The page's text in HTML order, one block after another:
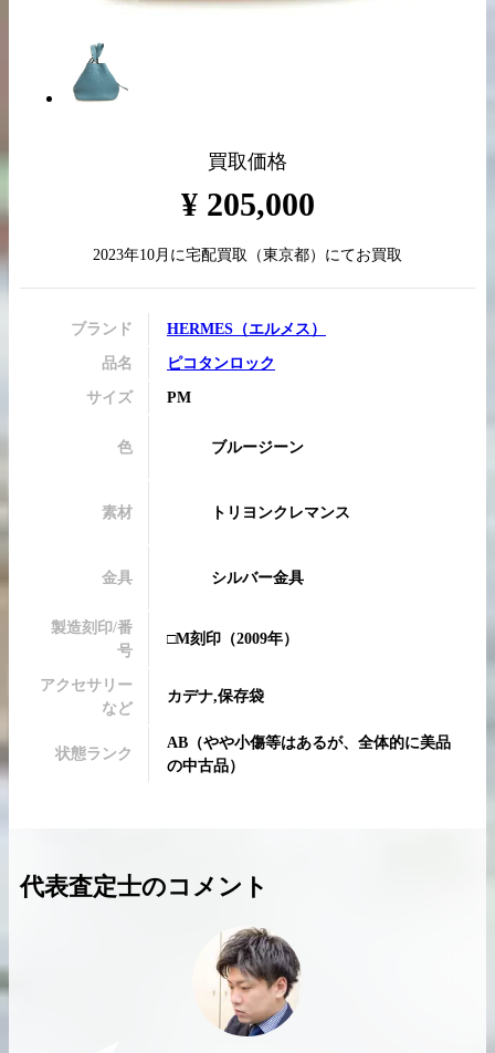
高く売るためのポイントを徹底解説
買取価格
¥ 205,000
2023年10月 に宅配買取 （東京都）にてお買取
ブランド HERMES （エルメス ）
品名 ピコタンロック
サイズ PM
色 ブルージーン
素材 トリヨンクレマンス
金具 シルバー金具
製造刻印/番
号
□M刻印 （2009年）
アクセサリー
など
カデナ,保存袋
状態ランク
AB （やや小傷等はあるが、全体的に美品
の中古品）
代表査定士のコメント